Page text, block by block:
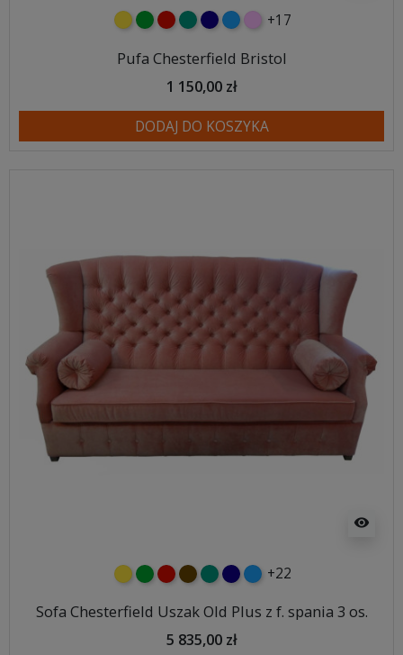
żółtyzielonyczerwony
turkusowy
granatowy
niebieski
różowy
+17
Pufa Chesterfield Bristol
1 150,00 zł
DODAJ DO KOSZYKA
visibility
żółtyzielonyczerwony
czekoladowy
turkusowy
granatowy
niebieski
+22
Sofa Chesterfield Uszak Old Plus z f. spania 3 os.
5 835,00 zł